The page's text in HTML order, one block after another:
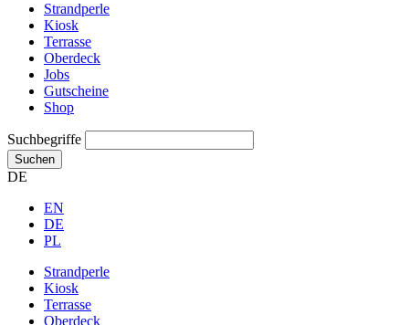
Strandperle
Kiosk
Terrasse
Oberdeck
Jobs
Gutscheine
Shop
Suchbegriffe
Suchen
DE
EN
DE
PL
Strandperle
Kiosk
Terrasse
Oberdeck